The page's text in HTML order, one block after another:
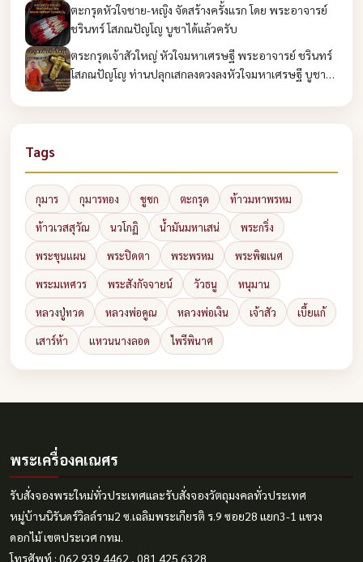
ตะกรุดหัวใจชาย-หญิง จัดสร้างครั้งแรก โดย พระอาจารย์
ชรินทร์ โสภณปัญโญ บูชาได้แล้วครับ
ตระกรุดเจ้าสัวใหญ่ หัวใจมหาเศรษฐี พระอาจารย์ ชรินทร์
โสภณปัญโญ ท่านปลุกเสกลงดวงลงหัวใจมหาเศรษฐี บูชาได้
Tags
กุมาร กุมารทอง ชูชก ตะกรุด ท้าวมหาพรหม
ท้าวเวสสุวัณ นวโกฏิ น้ำมันมหาเสน่ พระกริ่ง
พระขุนแผน พระปิดตา พระพรหม พระพิฆเนศ
พระมเหศวร พระสังกัจจายน์ วัวธนู หนุมาน
หลวงปู่ทวด หลวงพ่อคูณ หลวงพ่อเงิน เจ้าสัว เบี้ยแก้
เสาร์ห้า แหวนนางลอด ไพรีพินาศ
พระเครื่องคเณศร
รับสั่งจองพระใหม่ทั่วประเทศและรับสั่งจองวัตถุมงคลทั่วประเทศ
หมู่บ้านนิรันดร์วิลล์ราม2 ซ.เฉลิมพระเกียรติ ร.9 ซอย28 แยก3-1 แขวง
ดอกไม้ เขตประเวศ กทม.
โทรศัพท์ : 062 939 4462 , 081 425 6328